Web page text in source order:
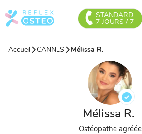
STANDARD
7 JOURS / 7
Accueil CANNES Mélissa R.
Mélissa R.
Ostéopathe agréée